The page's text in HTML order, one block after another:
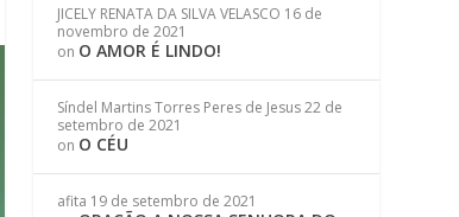
JICELY RENATA DA SILVA VELASCO 16 de
novembro de 2021
on O AMOR É LINDO!
Síndel Martins Torres Peres de Jesus22 de
setembro de 2021
on O CÉU
afita 19 de setembro de 2021